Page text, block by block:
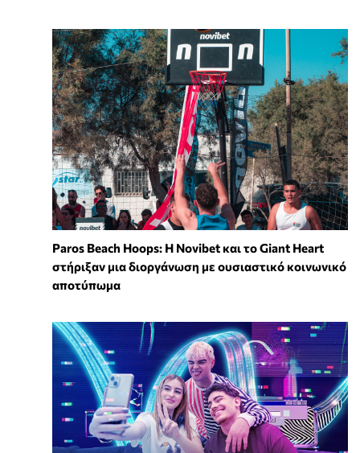
Paros Beach Hoops: Η Novibet και το Giant Heart
στήριξαν μια διοργάνωση με ουσιαστικό κοινωνικό
αποτύπωμα